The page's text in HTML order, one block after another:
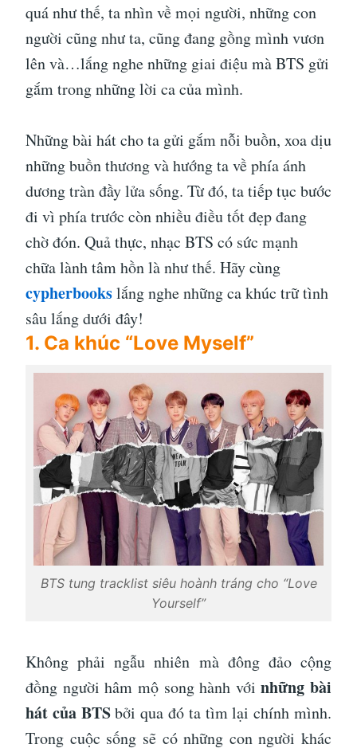
quá như thế, ta nhìn về mọi người, những con
người cũng như ta, cũng đang gồng mình vươn
lên và…lắng nghe những giai điệu mà BTS gửi
gắm trong những lời ca của mình.
Những bài hát cho ta gửi gắm nỗi buồn, xoa dịu
những buồn thương và hướng ta về phía ánh
dương tràn đầy lửa sống. Từ đó, ta tiếp tục bước
đi vì phía trước còn nhiều điều tốt đẹp đang
chờ đón. Quả thực, nhạc BTS có sức mạnh
chữa lành tâm hồn là như thế. Hãy cùng
cypherbookslắng nghe những ca khúc trữ tình
sâu lắng dưới đây!
1. Ca khúc “Love Myself”
BTS tung tracklist siêu hoành tráng cho “Love
Yourself”
Không phải ngẫu nhiên mà đông đảo cộng
đồng người hâm mộ song hành vớinhững bài
hát của BTSbởi qua đó ta tìm lại chính mình.
Trong cuộc sống sẽ có những con người khác